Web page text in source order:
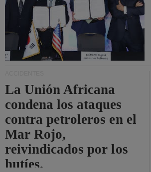
La Unión Africana
condena los ataques
contra petroleros en el
Mar Rojo,
reivindicados por los
hutíes.